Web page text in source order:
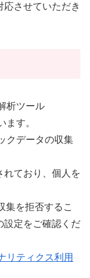
させていただき
析ツール
ます。
クデータの収集
れており、個人を
集を拒否するこ
設定をご確認くだ
リティクス利用